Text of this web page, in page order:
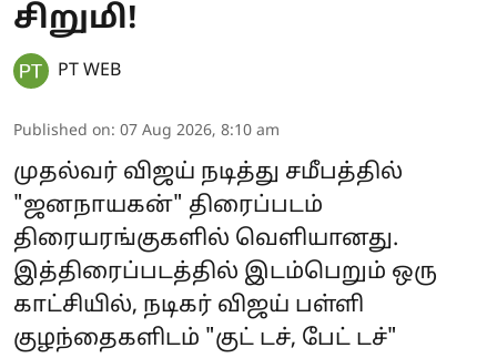
சிறுமி!
PT WEB
Published on: 07 Aug 2026, 8:10 am
முதல்வர் விஜய் நடித்து சமீபத்தில்
"ஜனநாயகன்" திரைப்படம்
திரையரங்குகளில் வெளியானது.
இத்திரைப்படத்தில் இடம்பெறும் ஒரு
காட்சியில், நடிகர் விஜய் பள்ளி
குழந்தைகளிடம் "குட் டச், பேட் டச்"